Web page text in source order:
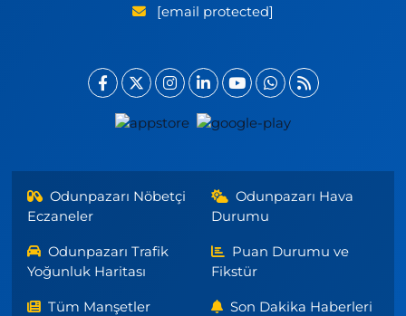
[email protected]
Odunpazarı Nöbetçi
Eczaneler
Odunpazarı Hava
Durumu
Odunpazarı Trafik
Yoğunluk Haritası
Puan Durumu ve
Fikstür
Tüm Manşetler Son Dakika Haberleri